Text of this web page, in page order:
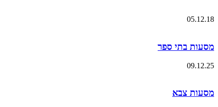
05.12.18
מסעות בתי ספר
09.12.25
מסעות צבא